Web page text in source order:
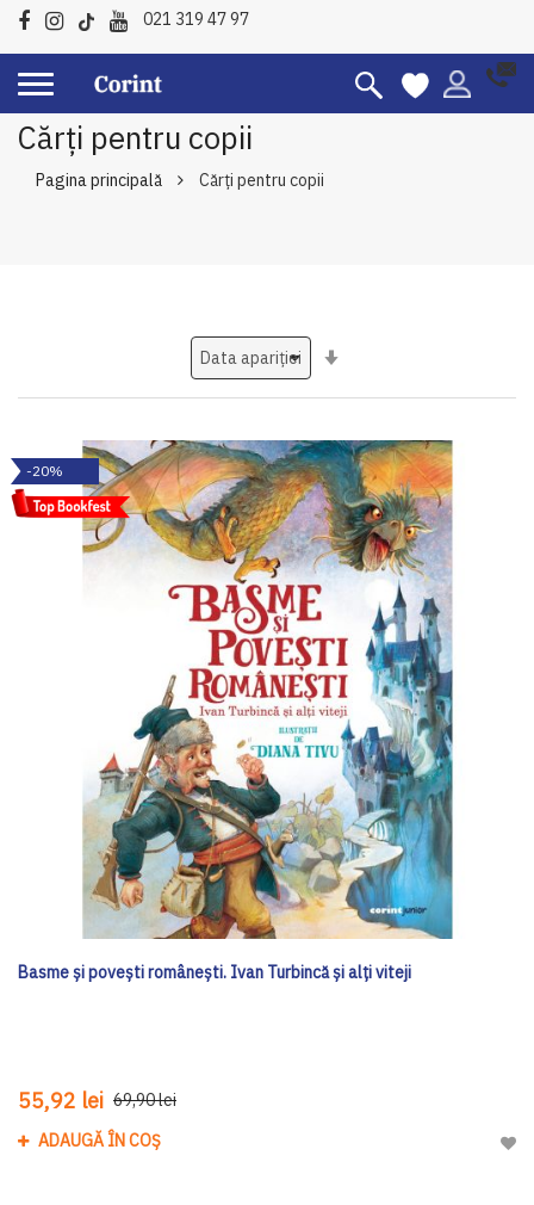
021 319 47 97
Cărți pentru copii
Pagina principală Cărți pentru copii
-20%
Basme și povești românești. Ivan Turbincă și alți viteji
55,92 lei 69,90 lei
ADAUGĂ ÎN COȘ